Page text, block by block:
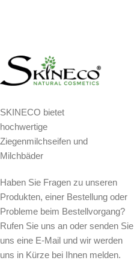
SKINECO bietet
hochwertige
Ziegenmilchseifen und
Milchbäder
Haben Sie Fragen zu unseren
Produkten, einer Bestellung oder
Probleme beim Bestellvorgang?
Rufen Sie uns an oder senden Sie
uns eine E-Mail und wir werden
uns in Kürze bei Ihnen melden.